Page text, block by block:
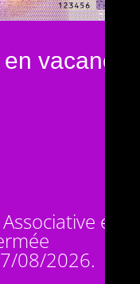
vacances
est
08/2026.